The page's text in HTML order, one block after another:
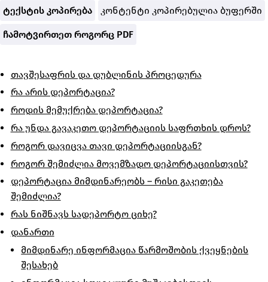
ტექსტის კოპირება კონტენტი კოპირებულია ბუფერში
ჩამოტვირთეთ როგორც PDF
თავშესაფრის და დუბლინის პროცედურა
რა არის დეპორტაცია?
როდის მემუქრება დეპორტაცია?
რა უნდა გავაკეთო დეპორტაციის საფრთხის დროს?
როგორ დავიცვა თავი დეპორტაციისგან?
როგორ შემიძლია მოვემზადო დეპორტაციისთვის?
დეპორტაცია მიმდინარეობს – რისი გაკეთება
შემიძლია?
რას ნიშნავს სადეპორტო ციხე?
დანართი
მიმდინარე ინფორმაცია წარმოშობის ქვეყნების
შესახებ